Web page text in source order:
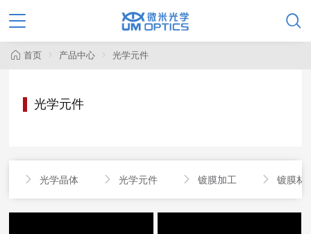

首页 产品中心 光学元件
光学元件
 光学晶体  光学元件  镀膜加工  镀膜材